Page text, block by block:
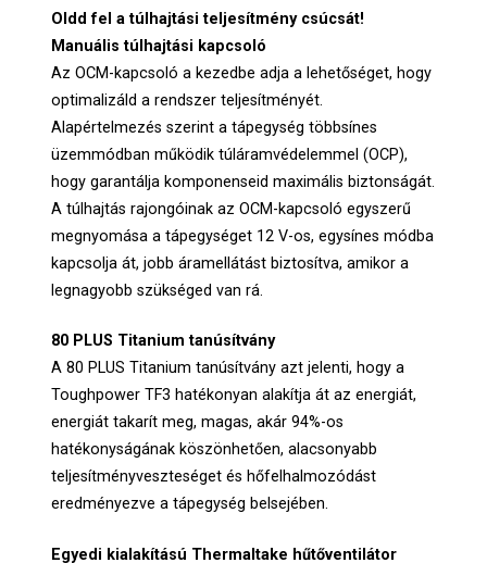
Oldd fel a túlhajtási teljesítmény csúcsát!
Manuális túlhajtási kapcsoló
Az OCM-kapcsoló a kezedbe adja a lehetőséget, hogy
optimalizáld a rendszer teljesítményét.
Alapértelmezés szerint a tápegység többsínes
üzemmódban működik túláramvédelemmel (OCP),
hogy garantálja komponenseid maximális biztonságát.
A túlhajtás rajongóinak az OCM-kapcsoló egyszerű
megnyomása a tápegységet 12 V-os, egysínes módba
kapcsolja át, jobb áramellátást biztosítva, amikor a
legnagyobb szükséged van rá.
80 PLUS Titanium tanúsítvány
A 80 PLUS Titanium tanúsítvány azt jelenti, hogy a
Toughpower TF3 hatékonyan alakítja át az energiát,
energiát takarít meg, magas, akár 94%-os
hatékonyságának köszönhetően, alacsonyabb
teljesítményveszteséget és hőfelhalmozódást
eredményezve a tápegység belsejében.
Egyedi kialakítású Thermaltake hűtőventilátor